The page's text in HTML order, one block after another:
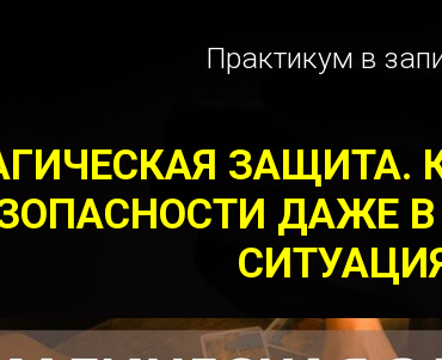
Практикум в
ЗАЩИТА.
ДАЖЕ